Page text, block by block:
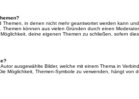
Themen, in denen nicht mehr geantwortet werden kann
können aus vielen Gründen durch einen
deine eigenen Themen zu schließen, sofern
ausgewählte Bilder, welche mit einem Thema in
Möglichkeit, Themen-Symbole zu verwenden, hängt von